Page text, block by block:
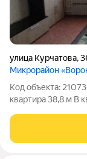
улица Курчатова,
Микрорайон
Код объекта:
квартира 38,8 м В
в комнате. Ремонт
заехать и жить! О